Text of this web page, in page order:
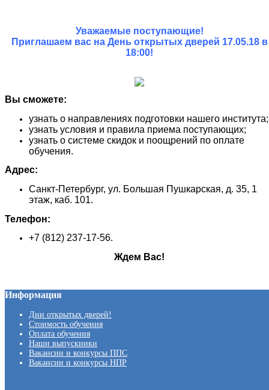
Уважаемые поступающие!
Приглашаем вас на День открытых дверей 17.05.18 в
18:00!
Вы сможете:
узнать о направлениях подготовки нашего института;
узнать условия и правила приема поступающих;
узнать о системе скидок и поощрений по оплате
обучения.
Адрес:
Санкт-Петербург, ул. Большая Пушкарская, д. 35, 1
этаж, каб. 101.
Телефон:
+7 (812) 237-17-56.
Ждем Вас!
Информация
Дни открытых дверей!
Стоимость обучения
Оплата обучения
Наши выпускники
Вакансии и конкурсы ППС
Вакансии и конкурсы НПР